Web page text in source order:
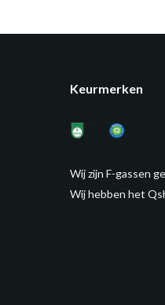
Keurmerken
Wij zijn F-gassen
Wij hebben het